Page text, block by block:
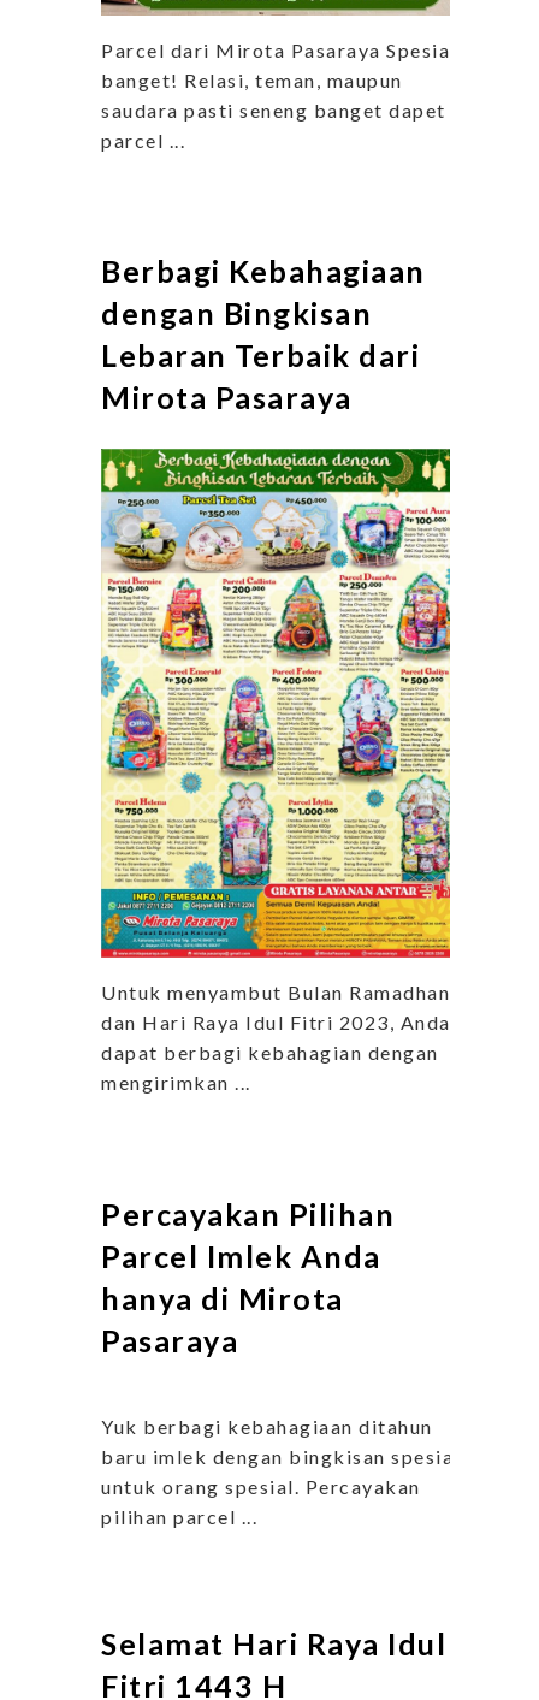
Parcel dari Mirota Pasaraya Spesial
banget! Relasi, teman, maupun
saudara pasti seneng banget dapet
parcel ...
Berbagi Kebahagiaan
dengan Bingkisan
Lebaran Terbaik dari
Mirota Pasaraya
Untuk menyambut Bulan Ramadhan
dan Hari Raya Idul Fitri 2023, Anda
dapat berbagi kebahagian dengan
mengirimkan ...
Percayakan Pilihan
Parcel Imlek Anda
hanya di Mirota
Pasaraya
Yuk berbagi kebahagiaan ditahun
baru imlek dengan bingkisan spesial
untuk orang spesial. Percayakan
pilihan parcel ...
Selamat Hari Raya Idul
Fitri 1443 H